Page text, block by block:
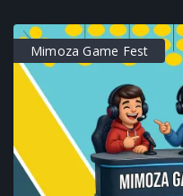
Mimoza Game Fest